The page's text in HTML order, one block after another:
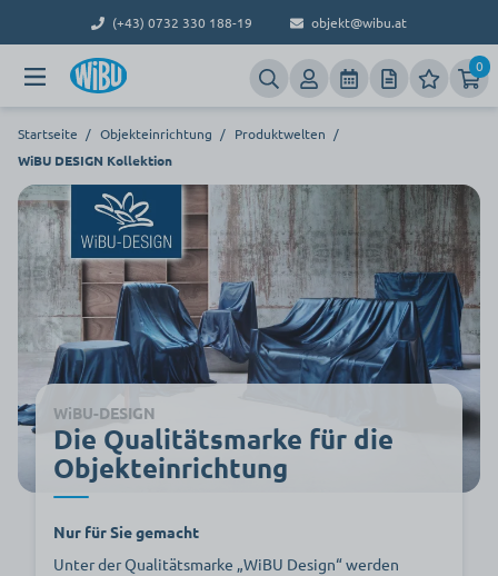
(+43) 0732 330 188-19 objekt@wibu.at
0
Startseite / Objekteinrichtung / Produktwelten /
WiBU DESIGN Kollektion
WiBU-DESIGN
Die Qualitätsmarke für die
Objekteinrichtung
Nur für Sie gemacht
Unter der Qualitätsmarke „WiBU Design“ werden